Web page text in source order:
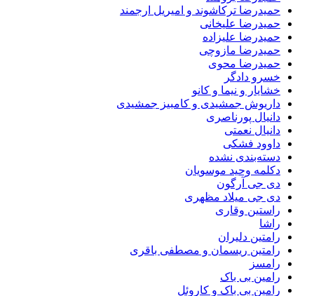
حمیدرضا ترکاشوند و امیریل ارجمند
حمیدرضا علیخانی
حمیدرضا علیزاده
حمیدرضا مازوچی
حمیدرضا محوی
خسرو دادگر
خشایار و نیما و کانو
داریوش جمشیدی و کامبیز جمشیدی
دانیال پورناصری
دانیال نعمتی
داوود فشکی
دسته‌بندی نشده
دکلمه وحید موسویان
دی جی آرگون
دی جی میلاد مظهری
راستین وقاری
راشا
رامتین دلیران
رامتین ریسمان و مصطفی باقری
رامسز
رامین بی باک
رامین بی باک و کاروئل